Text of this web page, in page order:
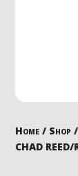
Home / Shop /
CHAD